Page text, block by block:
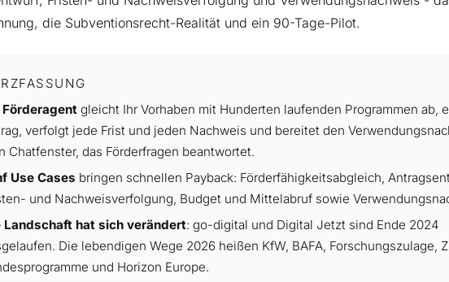
die Subventionsrecht-Realität und ein 90-Tage-Pilot.
Förderagent gleicht Ihr Vorhaben mit Hunderten laufenden Programmen ab,
verfolgt jede Frist und jeden Nachweis und bereitet den
Chatfenster, das Förderfragen beantwortet.
Use Cases bringen schnellen Payback: Förderfähigkeitsabgleich,
und Nachweisverfolgung, Budget und Mittelabruf sowie
Landschaft hat sich verändert: go-digital und Digital Jetzt sind Ende 2024
Die lebendigen Wege 2026 heißen KfW, BAFA, Forschungszulage,
und Horizon Europe.